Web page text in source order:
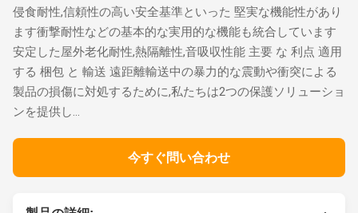
侵食耐性,信頼性の高い安全基準といった 堅実な機能性があり
ます衝撃耐性などの基本的な実用的な機能も統合しています
安定した屋外老化耐性,熱隔離性,音吸収性能 主要 な 利点 適用
する 梱包 と 輸送 遠距離輸送中の暴力的な震動や衝突による
製品の損傷に対処するために,私たちは2つの保護ソリューショ
ンを提供し...
今すぐ問い合わせ